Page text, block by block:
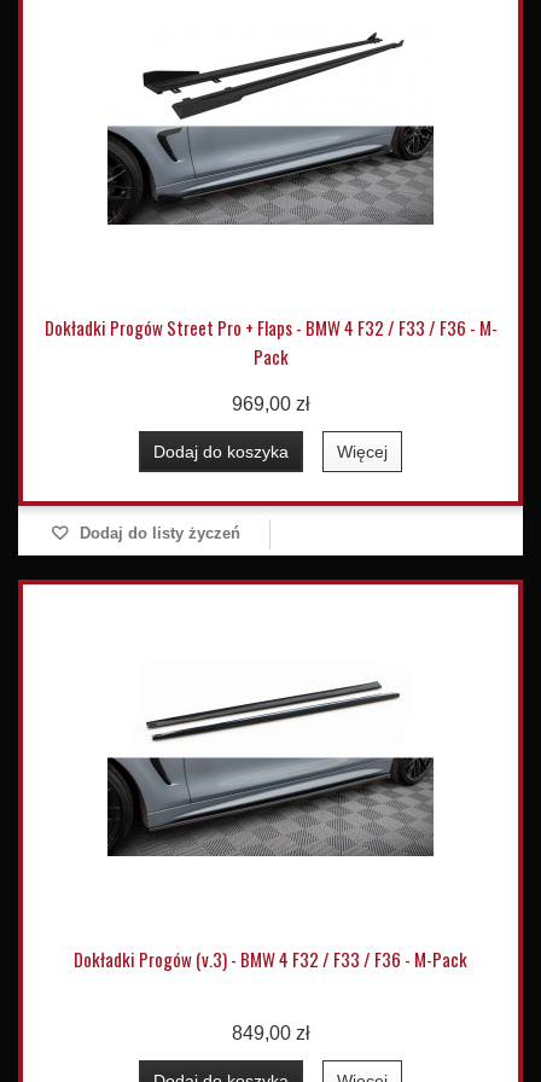
Dokładki Progów Street Pro + Flaps - BMW 4 F32 / F33 / F36 - M-
Pack
969,00 zł
Dodaj do koszyka Więcej
Dodaj do listy życzeń
Dokładki Progów (v.3) - BMW 4 F32 / F33 / F36 - M-Pack
849,00 zł